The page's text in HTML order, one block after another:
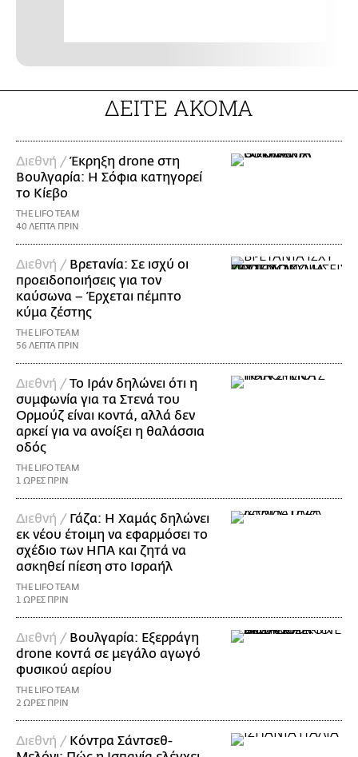
ΔΕΙΤΕ ΑΚΟΜΑ
Διεθνή /Έκρηξη drone στη
Βουλγαρία: Η Σόφια κατηγορεί
το Κίεβο
THE LIFO TEAM
40 ΛΕΠΤΑ ΠΡΙΝ
Διεθνή / Βρετανία: Σε ισχύ οι
προειδοποιήσεις για τον
καύσωνα – Έρχεται πέμπτο
κύμα ζέστης
THE LIFO TEAM
56 ΛΕΠΤΑ ΠΡΙΝ
Διεθνή /Το Ιράν δηλώνει ότι η
συμφωνία για τα Στενά του
Ορμούζ είναι κοντά, αλλά δεν
αρκεί για να ανοίξει η θαλάσσια
οδός
THE LIFO TEAM
1 ΩΡΕΣ ΠΡΙΝ
Διεθνή / Γάζα: Η Χαμάς δηλώνει
εκ νέου έτοιμη να εφαρμόσει το
σχέδιο των ΗΠΑ και ζητά να
ασκηθεί πίεση στο Ισραήλ
THE LIFO TEAM
1 ΩΡΕΣ ΠΡΙΝ
Διεθνή / Βουλγαρία: Εξερράγη
drone κοντά σε μεγάλο αγωγό
φυσικού αερίου
THE LIFO TEAM
2 ΩΡΕΣ ΠΡΙΝ
Διεθνή / Κόντρα Σάντσεθ-